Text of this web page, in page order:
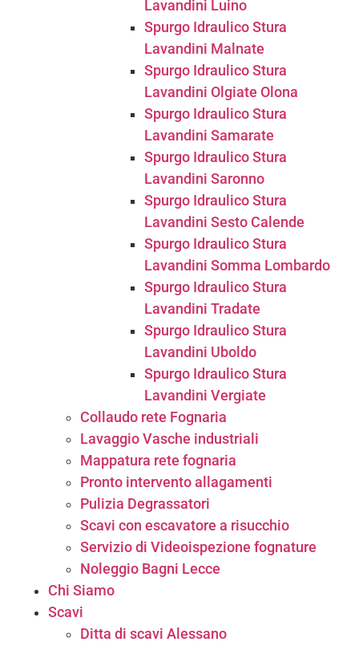
Lavandini Luino
Spurgo Idraulico Stura
Lavandini Malnate
Spurgo Idraulico Stura
Lavandini Olgiate Olona
Spurgo Idraulico Stura
Lavandini Samarate
Spurgo Idraulico Stura
Lavandini Saronno
Spurgo Idraulico Stura
Lavandini Sesto Calende
Spurgo Idraulico Stura
Lavandini Somma Lombardo
Spurgo Idraulico Stura
Lavandini Tradate
Spurgo Idraulico Stura
Lavandini Uboldo
Spurgo Idraulico Stura
Lavandini Vergiate
Collaudo rete Fognaria
Lavaggio Vasche industriali
Mappatura rete fognaria
Pronto intervento allagamenti
Pulizia Degrassatori
Scavi con escavatore a risucchio
Servizio di Videoispezione fognature
Noleggio Bagni Lecce
Chi Siamo
Scavi
Ditta di scavi Alessano